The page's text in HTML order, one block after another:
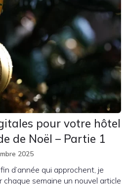
pour votre hôtel
de Noël – Partie 1
2025
d’année qui approchent, je
chaque semaine un nouvel article